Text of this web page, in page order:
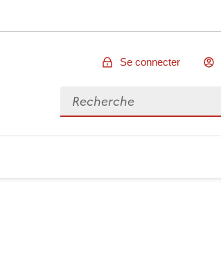
Se connecter
Rechercher des données